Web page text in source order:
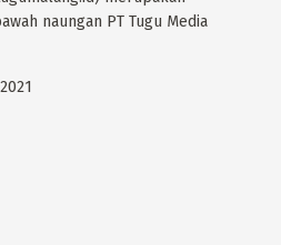
naungan PT Tugu Media